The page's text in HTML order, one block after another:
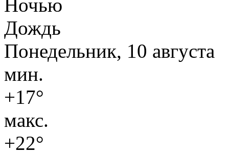
Ночью
Дождь
Понедельник, 10 августа
мин.
+17°
макс.
+22°